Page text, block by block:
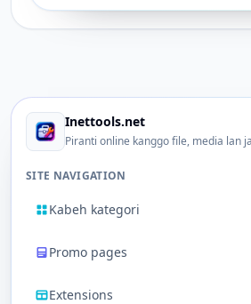
Inettools.net
Piranti online kanggo file, media lan
SITE NAVIGATION
Kabeh kategori
Promo pages
Extensions